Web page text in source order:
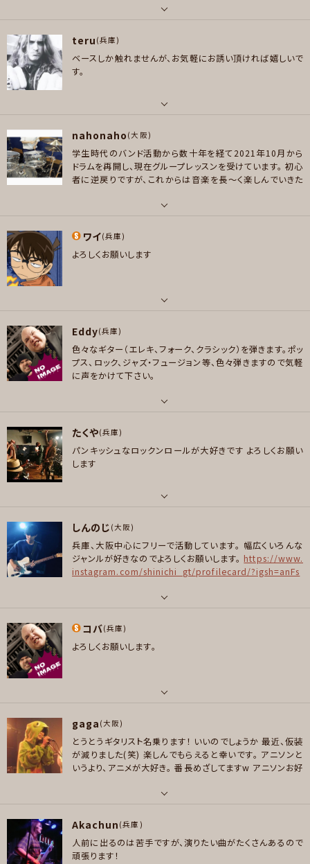
プレイヤー参加予定
ドラム
好きなアーティスト
Hi-STANDARD、BACK DROP BOMB 、BRAHMAN 、ELLEGARDEN、the HI
GENERATION、Suspended 4th、Nothing's Carved In Stone、311、Ra
好きなジャンル
ポップス , ロック , パンク/メロコア , ファンク/ブルース , ジャズ/フュージョ
ン , ソウル/R＆B , ボサノバ/ラテン , スカ/ロカビリー , ハードコア , ハウ
teru (兵庫)
ベースしか触れませんが、お気軽にお誘い頂ければ嬉しいで
す。
ベース
好きなアーティスト
Metallica, Megadeth, The Cult, Billy Joel, Sheryl Crow, Def Lepp
好きなジャンル
ポップス , ロック , ハードロック/ヘヴィメタル , スラッシュメタル/デスメタル
プレイヤー参加予定
nahonaho (大阪)
学生時代のバンド活動から数十年を経て2021年10月から
ドラムを再開し、現在グループレッスンを受けています。 初心
者に逆戻りですが、これからは音楽を長～く楽しんでいきた
ドラム
好きなアーティスト
Bruno Mars、Silk Sonic、Maloon5，Charlie Puth、Michael Jackson、
Square、藤井風、Mr. Children、Five New Old、 Park Hyoshin、Brown E
好きなジャンル
ファンク/ブルース , ジャズ/フュージョン , ソウル/R＆B
プレイヤー参加予定
ワイ(兵庫)
よろしくお願いします
ドラム
好きなジャンル
ポップス , ロック
Eddy(兵庫)
色々なギター（エレキ、フォーク、クラシック）を弾きます。ポッ
プス、ロック、ジャズ・フュージョン等、色々弾きますので気軽
に声をかけて下さい。
ギター , ベース
好きなアーティスト
Casiopea, T-Square, Van Halen, Journey, TOTO, Ms.OOJA, サザン
好きなジャンル
ポップス , ロック , ハードロック/ヘヴィメタル , ジャズ/フュージョン , ソウ
ル/R＆B , ボサノバ/ラテン
プレイヤー参加予定
たくや(兵庫)
パンキッシュなロックンロールが大好きです よろしくお願い
します
ギター , ベース
好きなアーティスト
広瀬さとし/瀧川一郎/布袋寅泰/今井寿/白田一秀/NAOKI/hide/鮎川誠/C
ラ/ナンシー・ウィルソン/ウォーレン・デ・マルティーニ/ジョージ・リンチ/ステ
ン/シド・ヴィシャス/ジョン・テイラー/PON/沢田泰司/加部正義/CRAZY CO
OL JOE/氷室京介/デヴィッド・シルヴィアン/T.C.R.横浜銀蝿R.S.翔
好きなジャンル
ロック , パンク/メロコア , ハードコア
メッセージ
しんのじ (大阪)
兵庫、大阪中心にフリーで活動しています。 幅広くいろんな
ジャンルが好きなのでよろしくお願いします。 https://www.
instagram.com/shinichi_gt/profilecard/?igsh=anFs
ボーカル , ギター
好きなアーティスト
宇多田ヒカル 鬼束ちひろ 邦ロック、洋ロック全般
テクノ
プレイヤー参加予定
メッセージ
コバ(兵庫)
よろしくお願いします。
ギター
好きなアーティスト
Eric Clapton、Santana、Stevie Ray Vaughan、Red Hot Chili Pepper
ss、Swing Out Sister、The Brand New Heavies、Incognito、Tower of
好きなジャンル
ロック , ファンク/ブルース , ジャズ/フュージョン , ソウル/R＆B
gaga (大阪)
とうとうギタリスト名乗ります！ いいのでしょうか 最近、仮装
が減りました(笑) 楽しんでもらえると幸いです。 アニソンと
いうより、アニメが大好き。 番長めざしてますw アニソンお好
ボーカル , ギター , ベース
好きなアーティスト
Akachun (兵庫)
人前に出るのは苦手ですが、演りたい曲がたくさんあるので
頑張ります！